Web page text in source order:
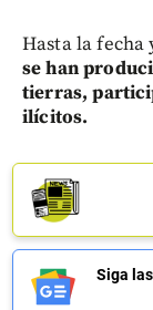
Hasta la fecha
se han
tierras,
ilícitos.
Siga